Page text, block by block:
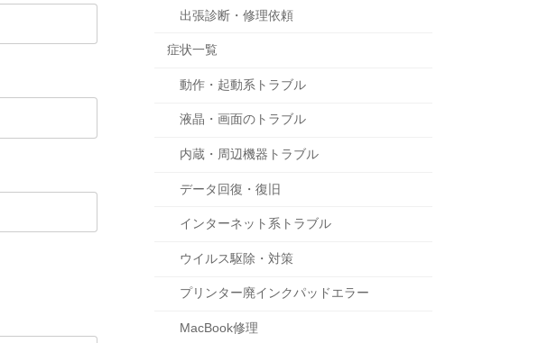
出張診断・修理依頼
症状一覧
動作・起動系トラブル
液晶・画面のトラブル
内蔵・周辺機器トラブル
データ回復・復旧
インターネット系トラブル
ウイルス駆除・対策
プリンター廃インクパッドエラー
MacBook修理